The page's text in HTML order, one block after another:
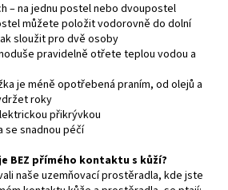
– na jednu postel nebo dvoupostel
můžete položit vodorovně do dolní
sloužit pro dvě osoby
pravidelně otřete teplou vodou a
je méně opotřebená praním, od olejů a
roky
přikrývkou
se snadnou péčí
BEZ přímého kontaktu s kůží?
naše uzemňovací prostěradla, kde jste